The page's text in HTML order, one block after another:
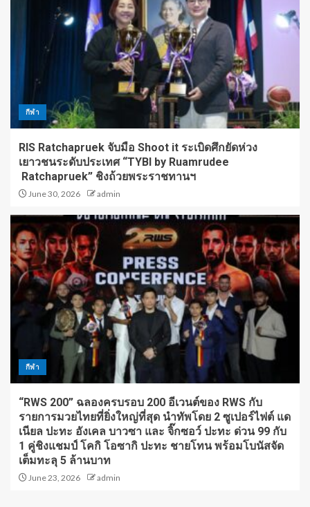
กีฬา
RIS Ratchapruek จับมือ Shoot it ระเบิดศึกยัดห่วง
เยาวชนระดับประเทศ “TYBI by Ruamrudee
Ratchapruek” ชิงถ้วยพระราชทานฯ
June 30, 2026 admin
กีฬา
“RWS 200” ฉลองครบรอบ 200 อีเวนต์ของ RWS กับ
รายการมวยไทยที่ยิ่งใหญ่ที่สุด นำทัพโดย 2 ซูเปอร์ไฟต์ แด
เนียล ปะทะ อังเคล บาวซา และ จิ๊กซอว์ ปะทะ ด่วน 99 กับ
1 คู่ชิงแชมป์ โคกิ โอซากิ ปะทะ ชายโทน พร้อมโบนัสจัด
เต็มทะลุ 5 ล้านบาท
June 23, 2026 admin